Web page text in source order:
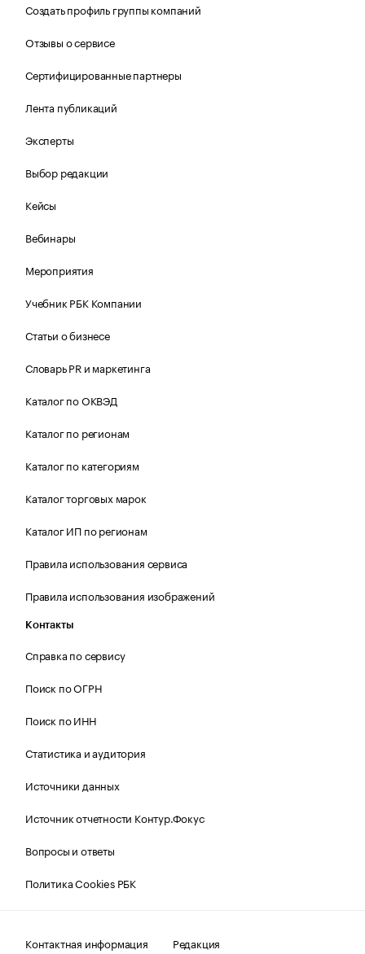
Создать профиль группы компаний
Отзывы о сервисе
Сертифицированные партнеры
Лента публикаций
Эксперты
Выбор редакции
Кейсы
Вебинары
Мероприятия
Учебник РБК Компании
Статьи о бизнесе
Словарь PR и маркетинга
Каталог по ОКВЭД
Каталог по регионам
Каталог по категориям
Каталог торговых марок
Каталог ИП по регионам
Правила использования сервиса
Правила использования изображений
Контакты
Справка по сервису
Поиск по ОГРН
Поиск по ИНН
Статистика и аудитория
Источники данных
Источник отчетности Контур.Фокус
Вопросы и ответы
Политика Cookies РБК
Контактная информация Редакция